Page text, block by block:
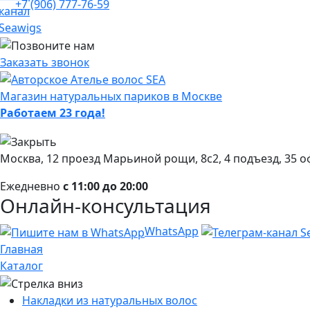
+7 (906) 777-76-59
Заказать звонок
Магазин натуральных париков в Москве
Работаем 23 года!
Москва, 12 проезд Марьиной рощи, 8с2, 4 подъезд, 35
Ежедневно с 11:00 до 20:00
Онлайн-консультация
WhatsApp
Главная
Каталог
Накладки из натуральных волос